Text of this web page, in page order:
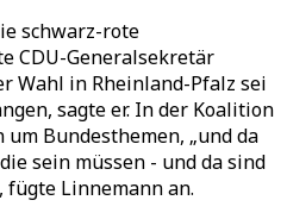
schwarz-rote
CDU-Generalsekretär
Wahl in Rheinland-Pfalz sei
sagte er. In der Koalition
Bundesthemen, „und da
sein müssen - und da sind
fügte Linnemann an.